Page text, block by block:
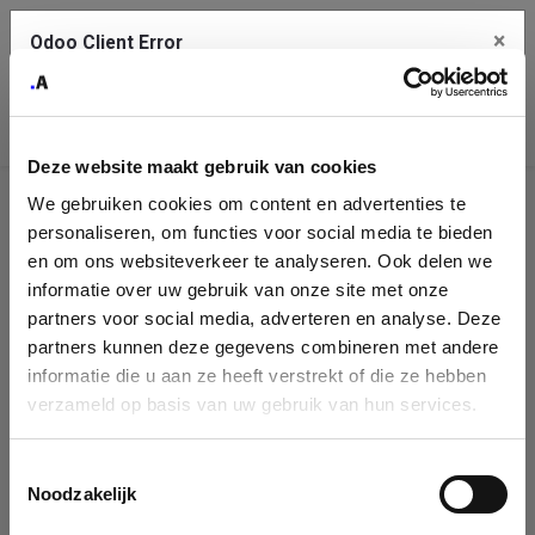
Deze website maakt gebruik van cookies
We gebruiken cookies om content en advertenties te
personaliseren, om functies voor social media te bieden
en om ons websiteverkeer te analyseren. Ook delen we
informatie over uw gebruik van onze site met onze
partners voor social media, adverteren en analyse. Deze
partners kunnen deze gegevens combineren met andere
informatie die u aan ze heeft verstrekt of die ze hebben
verzameld op basis van uw gebruik van hun services.
Noodzakelijk
Company
Identification
Please fill in your company details
You can search a company in our database by name, VAT or
enterprise ID. When a company is selected it will auto-complete the
form. If you don't find your company in our database, you can create
Odoo Client Error ×
service.
See details
Ok